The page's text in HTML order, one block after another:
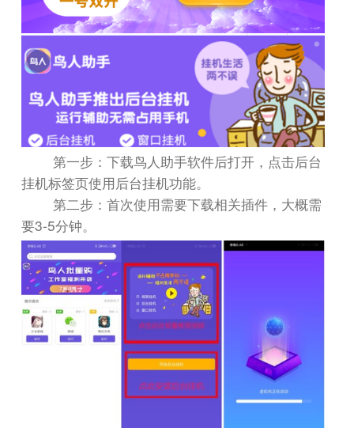
第一步：下载鸟人助手软件后打开，点击后台
挂机标签页使用后台挂机功能。
第二步：首次使用需要下载相关插件，大概需
要3-5分钟。